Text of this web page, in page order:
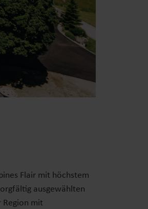
Flair mit höchstem
ausgewählten
Region mit